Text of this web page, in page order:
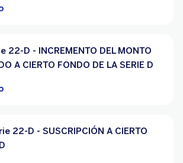
22-D - INCREMENTO DEL MONTO
A CIERTO FONDO DE LA SERIE D
22-D - SUSCRIPCIÓN A CIERTO